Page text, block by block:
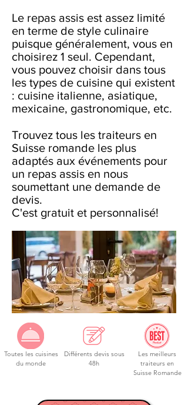
Le repas assis est assez limité
en terme de style culinaire
puisque généralement, vous en
choisirez 1 seul. Cependant,
vous pouvez choisir dans tous
les types de cuisine qui existent
: cuisine italienne, asiatique,
mexicaine, gastronomique, etc.
Trouvez tous les traiteurs en
Suisse romande les plus
adaptés aux événements pour
un repas assis en nous
soumettant une demande de
devis.
C'est gratuit et personnalisé!
Toutes les cuisines
du monde
Différents devis sous
48h
Les meilleurs
traiteurs en
Suisse Romande